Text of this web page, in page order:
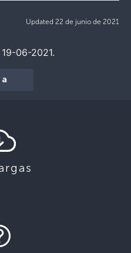
Updated 22 de junio de 2021
06-2021.
a